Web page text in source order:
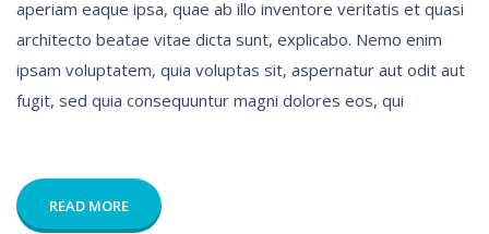
aperiam eaque ipsa, quae ab illo inventore veritatis et quasi
architecto beatae vitae dicta sunt, explicabo. Nemo enim
ipsam voluptatem, quia voluptas sit, aspernatur aut odit aut
fugit, sed quia consequuntur magni dolores eos, qui
READ MORE